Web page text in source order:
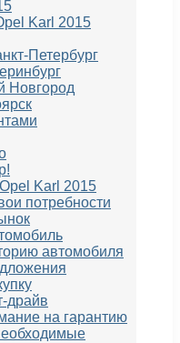
Karl 2015
Петербург
Новгород
Karl 2015
потребности
автомобиля
драйв
на гарантию